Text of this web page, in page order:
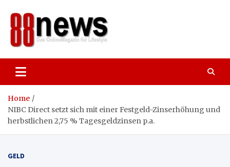
content
Home
NIBC Direct setzt sich mit einer Festgeld-Zinserhöhung und
herbstlichen 2,75 % Tagesgeldzinsen p.a.
GELD